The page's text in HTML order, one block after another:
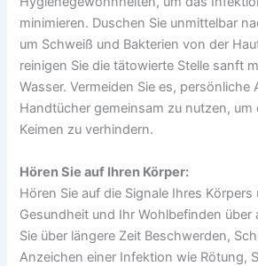
minimieren. Duschen Sie unmittelbar
um Schweiß und Bakterien von der
reinigen Sie die tätowierte Stelle sanft
Wasser. Vermeiden Sie es, persönliche
Handtücher gemeinsam zu nutzen,
Keimen zu verhindern.
Hören Sie auf Ihren Körper:
Hören Sie auf die Signale Ihres
Gesundheit und Ihr Wohlbefinden über
Sie über längere Zeit Beschwerden,
Anzeichen einer Infektion wie Rötung,